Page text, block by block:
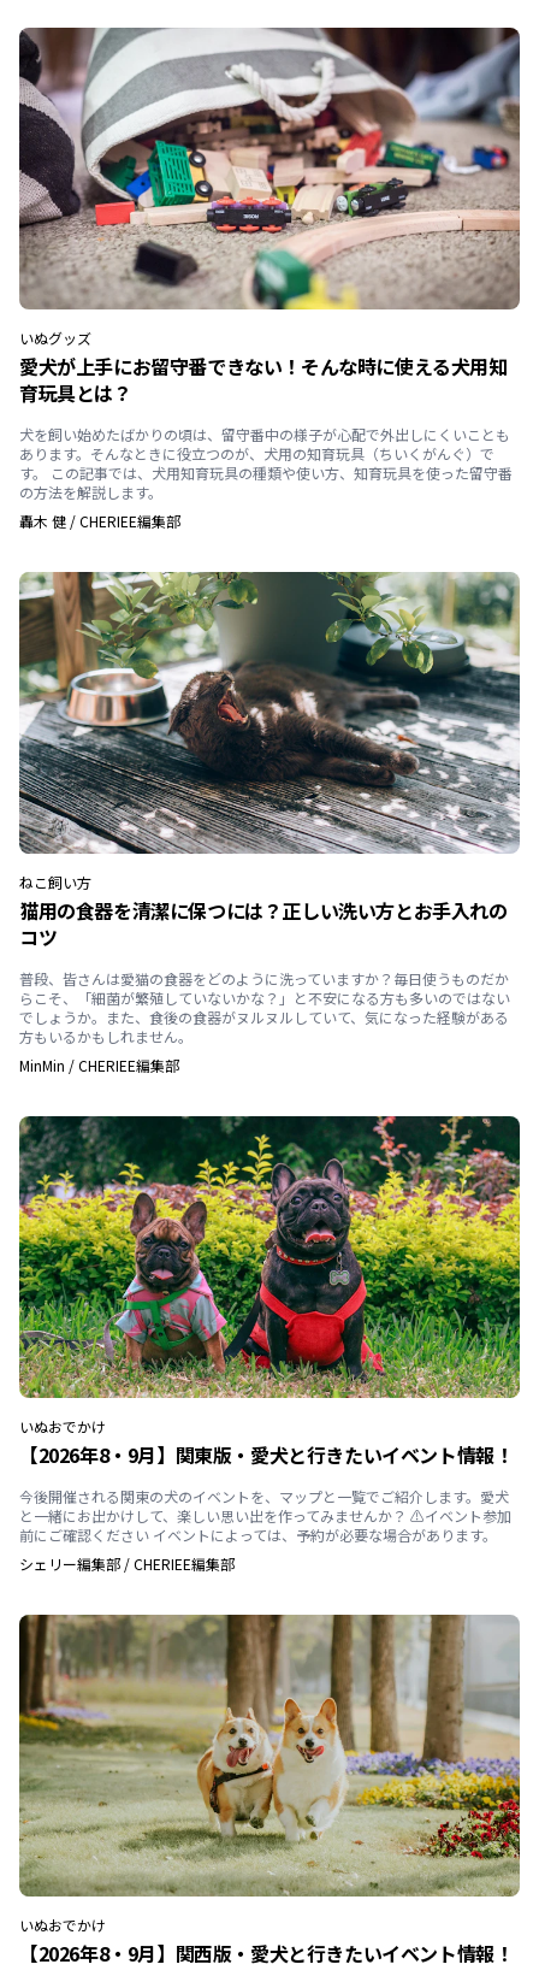
いぬグッズ
愛犬が上手にお留守番できない！そんな時に使える犬用知
育玩具とは？
犬を飼い始めたばかりの頃は、留守番中の様子が心配で外出しにくいことも
あります。そんなときに役立つのが、犬用の知育玩具（ちいくがんぐ）で
す。 この記事では、犬用知育玩具の種類や使い方、知育玩具を使った留守番
の方法を解説します。
轟木 健 /CHERIEE編集部
ねこ飼い方
猫用の食器を清潔に保つには？正しい洗い方とお手入れの
コツ
普段、皆さんは愛猫の食器をどのように洗っていますか？毎日使うものだか
らこそ、「細菌が繁殖していないかな？」と不安になる方も多いのではない
でしょうか。また、食後の食器がヌルヌルしていて、気になった経験がある
方もいるかもしれません。
MinMin /CHERIEE編集部
いぬおでかけ
【2026年8・9月】関東版・愛犬と行きたいイベント情報！
今後開催される関東の犬のイベントを、マップと一覧でご紹介します。愛犬
と一緒にお出かけして、楽しい思い出を作ってみませんか？ ⚠️イベント参加
前にご確認ください イベントによっては、予約が必要な場合があります。
シェリー編集部 /CHERIEE編集部
いぬおでかけ
【2026年8・9月】関西版・愛犬と行きたいイベント情報！